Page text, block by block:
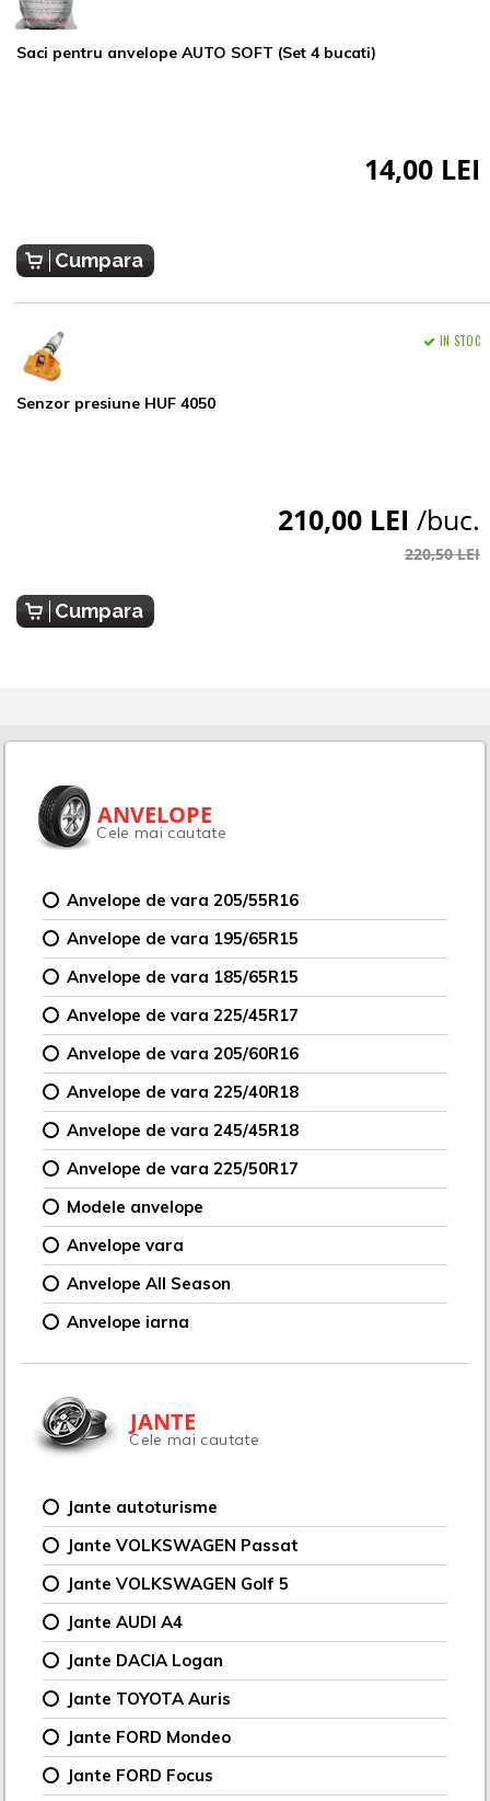
Saci pentru anvelope AUTO SOFT (Set 4 bucati)
14,00 LEI
Cumpara
Senzor presiune HUF 4050
IN STOC
210,00 LEI /buc.
220,50 LEI
Cumpara
ANVELOPE
Cele mai cautate
Anvelope de vara 205/55R16
Anvelope de vara 195/65R15
Anvelope de vara 185/65R15
Anvelope de vara 225/45R17
Anvelope de vara 205/60R16
Anvelope de vara 225/40R18
Anvelope de vara 245/45R18
Anvelope de vara 225/50R17
Modele anvelope
Anvelope vara
Anvelope All Season
Anvelope iarna
JANTE
Cele mai cautate
Jante autoturisme
Jante VOLKSWAGEN Passat
Jante VOLKSWAGEN Golf 5
Jante AUDI A4
Jante DACIA Logan
Jante TOYOTA Auris
Jante FORD Mondeo
Jante FORD Focus